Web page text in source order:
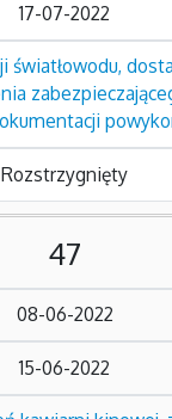
17-07-2022
światłowodu,
Rozstrzygnięty
47
08-06-2022
15-06-2022